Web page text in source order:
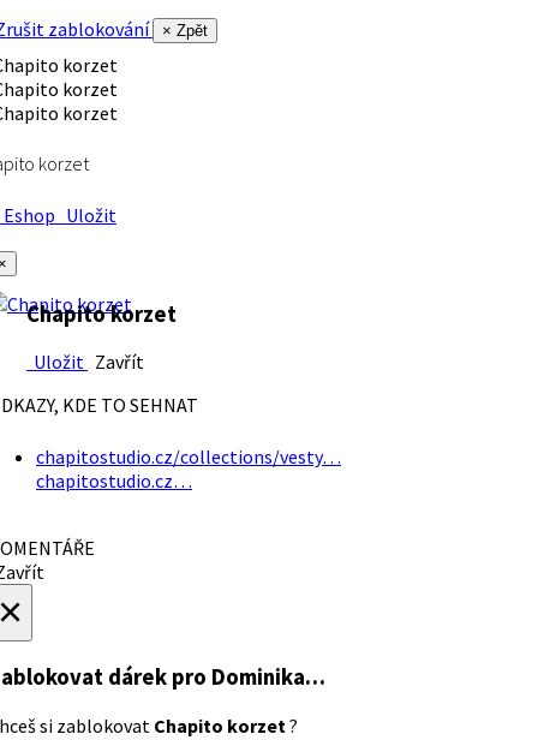
zablokování
× Zpět
korzet
Uložit
Chapito korzet
Uložit Zavřít
KDE TO SEHNAT
chapitostudio.cz/collections/vesty…
chapitostudio.cz…
dárek pro Dominika…
si zablokovat Chapito korzet?